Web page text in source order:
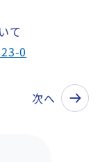
て
0
次へ